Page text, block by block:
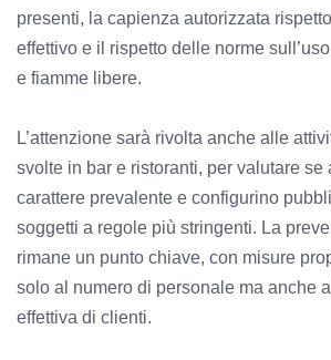
presenti, la capienza autorizzata
effettivo e il rispetto delle norme
e fiamme libere.
L’attenzione sarà rivolta anche alle
svolte in bar e ristoranti, per valutare se
carattere prevalente e configurino
soggetti a regole più stringenti. La
rimane un punto chiave, con misure
solo al numero di personale ma anche
effettiva di clienti.